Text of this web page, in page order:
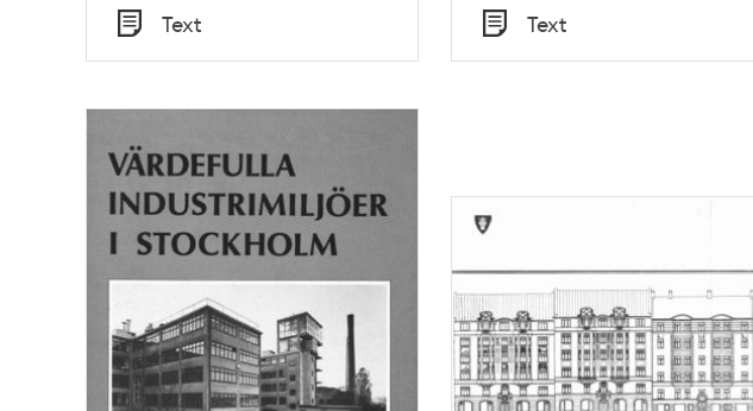
Tid
Typ
Text Tid
Typ
Text